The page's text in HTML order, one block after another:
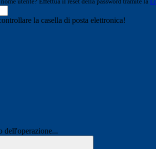
la casella di posta elettronica!
dell'operazione...